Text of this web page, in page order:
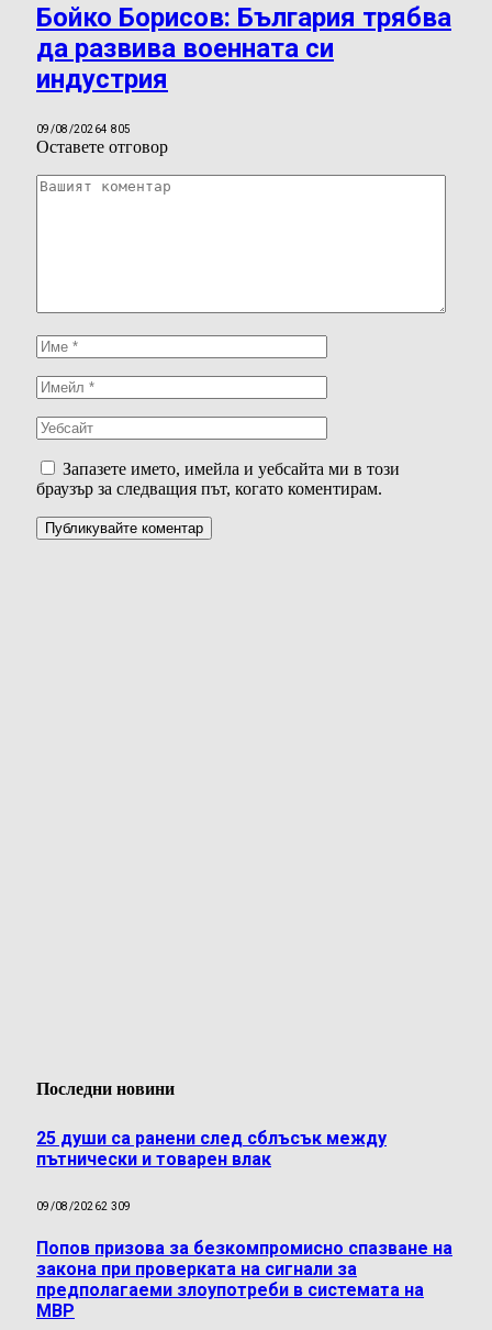
Бойко Борисов: България трябва
да развива военната си
индустрия
09/08/20264 805
Оставете отговор
Запазете името, имейла и уебсайта ми в този
браузър за следващия път, когато коментирам.
Последни новини
25 души са ранени след сблъсък между
пътнически и товарен влак
09/08/20262 309
Попов призова за безкомпромисно спазване на
закона при проверката на сигнали за
предполагаеми злоупотреби в системата на
МВР